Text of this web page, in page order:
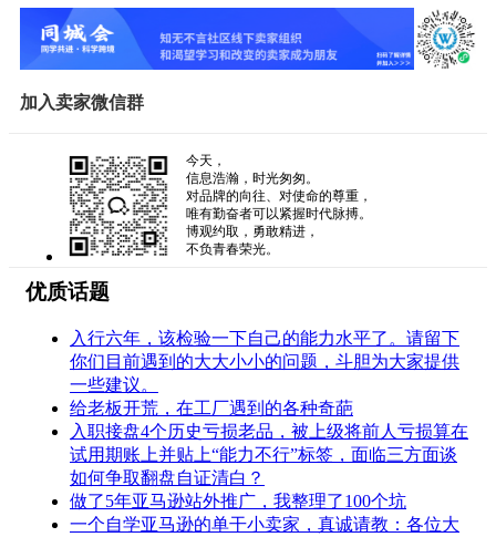
加入卖家微信群
今天，
信息浩瀚，时光匆匆。
对品牌的向往、对使命的尊重，
唯有勤奋者可以紧握时代脉搏。
博观约取，勇敢精进，
不负青春荣光。
优质话题
入行六年，该检验一下自己的能力水平了。请留下
你们目前遇到的大大小小的问题，斗胆为大家提供
一些建议。
给老板开荒，在工厂遇到的各种奇葩
入职接盘4个历史亏损老品，被上级将前人亏损算在
试用期账上并贴上“能力不行”标签，面临三方面谈
如何争取翻盘自证清白？
做了5年亚马逊站外推广，我整理了100个坑
一个自学亚马逊的单干小卖家，真诚请教：各位大